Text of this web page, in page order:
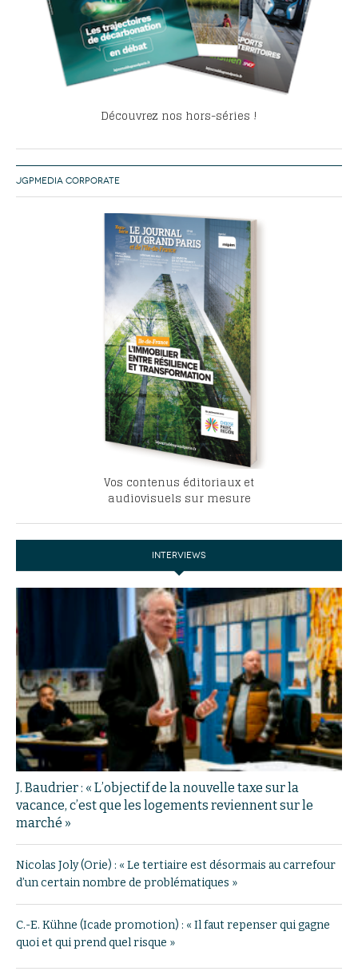
Découvrez nos hors-séries !
JGPMEDIA CORPORATE
Vos contenus éditoriaux et
audiovisuels sur mesure
INTERVIEWS
J. Baudrier : « L’objectif de la nouvelle taxe sur la
vacance, c’est que les logements reviennent sur le
marché »
Nicolas Joly (Orie) : « Le tertiaire est désormais au carrefour
d’un certain nombre de problématiques »
C.-E. Kühne (Icade promotion) : « Il faut repenser qui gagne
quoi et qui prend quel risque »